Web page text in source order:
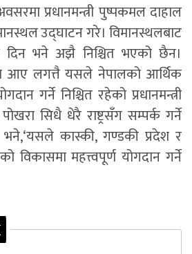
प्रधानमन्त्री पुष्पकमल दाहाल
उद्घाटन गरे। विमानस्थलबाट
दिन भने अझै निश्चित भएको छैन।
आए लगत्तै यसले नेपालको आर्थिक
गर्ने निश्चित रहेको प्रधानमन्त्री
सिधै धेरै राष्ट्रसँग सम्पर्क गर्ने
कास्की, गण्डकी प्रदेश र
विकासमा महत्त्वपूर्ण योगदान गर्ने